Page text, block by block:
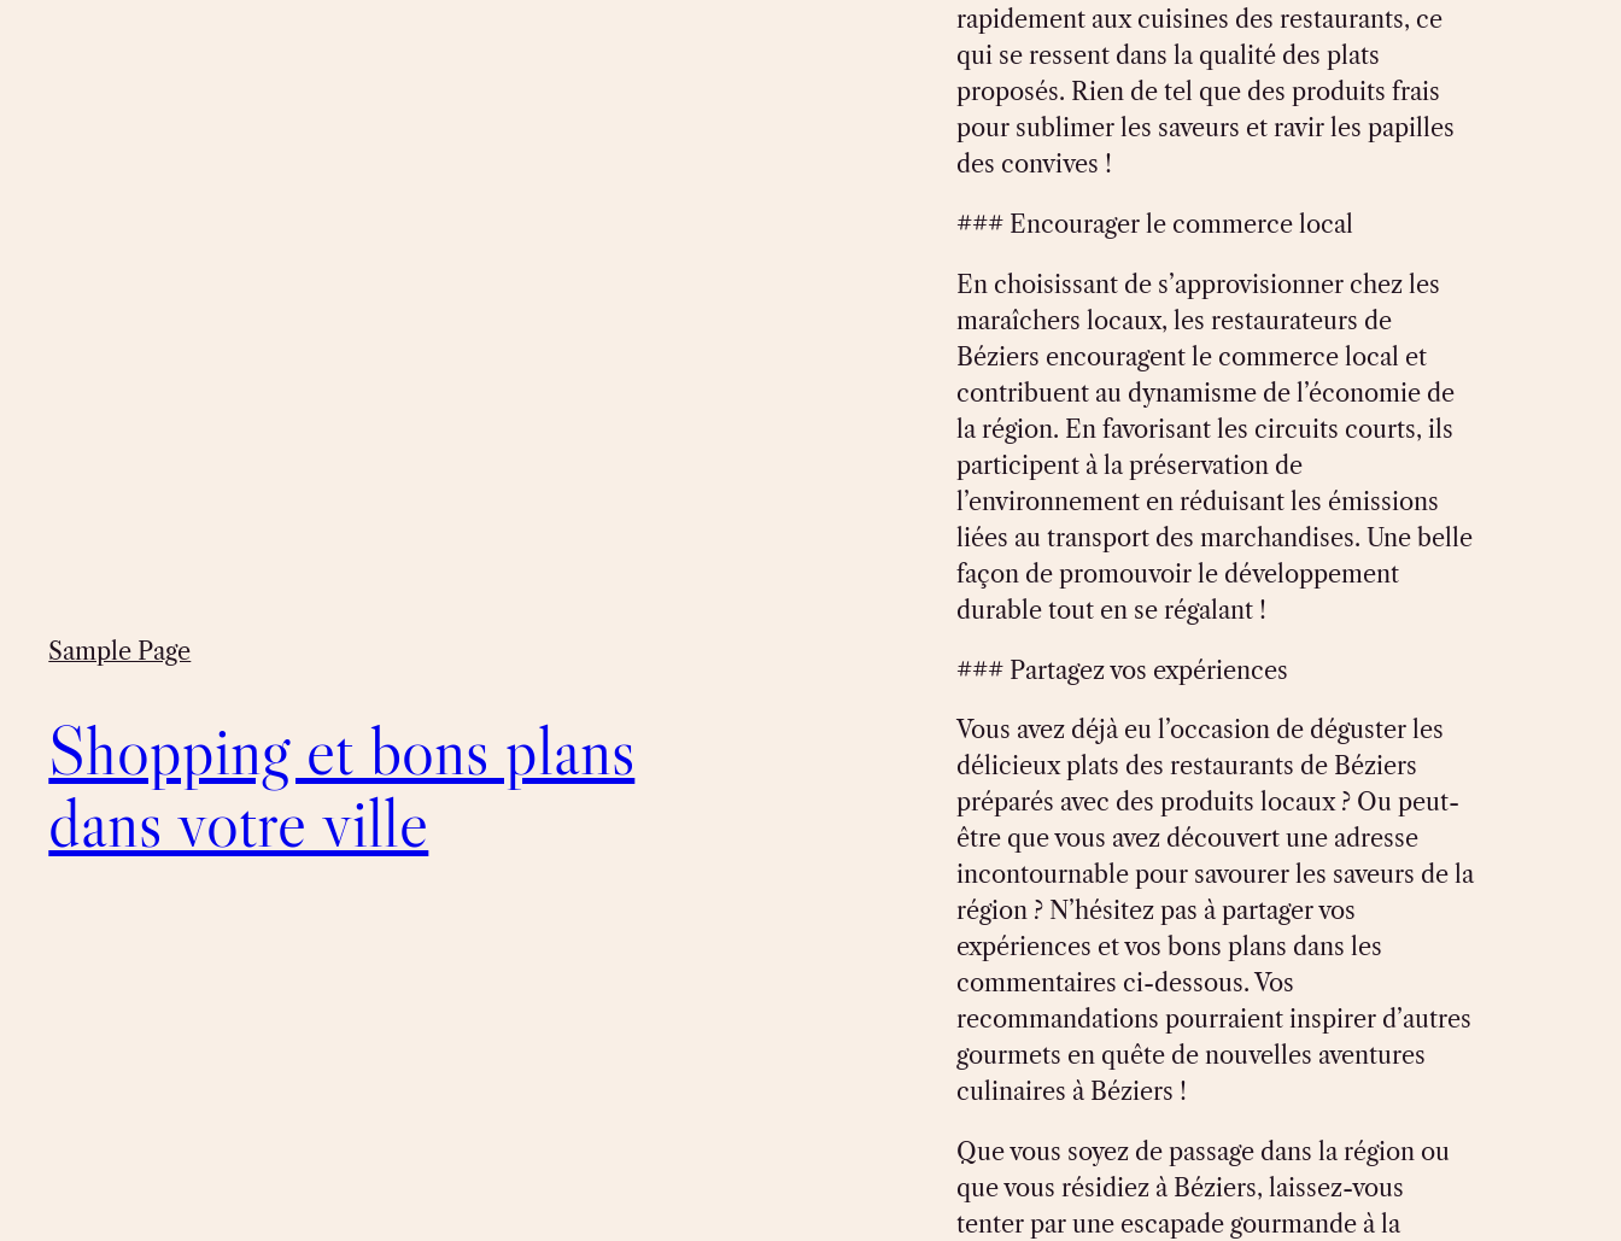
Sample Page
Shopping et bons plans
dans votre ville
rapidement aux cuisines des restaurants, ce
qui se ressent dans la qualité des plats
proposés. Rien de tel que des produits frais
pour sublimer les saveurs et ravir les papilles
des convives !
### Encourager le commerce local
En choisissant de s’approvisionner chez les
maraîchers locaux, les restaurateurs de
Béziers encouragent le commerce local et
contribuent au dynamisme de l’économie de
la région. En favorisant les circuits courts, ils
participent à la préservation de
l’environnement en réduisant les émissions
liées au transport des marchandises. Une belle
façon de promouvoir le développement
durable tout en se régalant !
### Partagez vos expériences
Vous avez déjà eu l’occasion de déguster les
délicieux plats des restaurants de Béziers
préparés avec des produits locaux ? Ou peut-
être que vous avez découvert une adresse
incontournable pour savourer les saveurs de la
région ? N’hésitez pas à partager vos
expériences et vos bons plans dans les
commentaires ci-dessous. Vos
recommandations pourraient inspirer d’autres
gourmets en quête de nouvelles aventures
culinaires à Béziers !
Que vous soyez de passage dans la région ou
que vous résidiez à Béziers, laissez-vous
tenter par une escapade gourmande à la